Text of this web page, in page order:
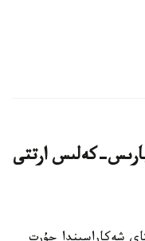
بارىس-كەلىس ارتتى